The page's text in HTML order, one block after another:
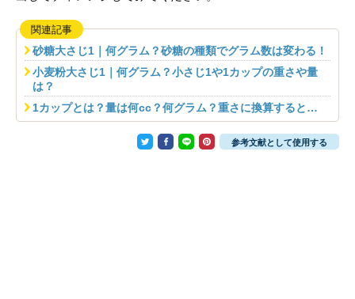
関連記事
砂糖大さじ1｜何グラム？砂糖の種類でグラム数は変わる！
小麦粉大さじ1｜何グラム？小さじ1や1カップの重さや量
は？
1カップとは？量は何cc？何グラム？重さに換算すると…
参考文献として使用する